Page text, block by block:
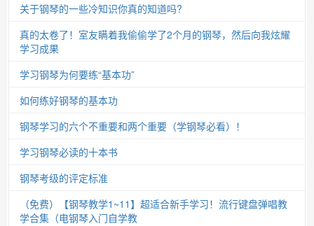
关于钢琴的一些冷知识你真的知道吗?
真的太卷了！室友瞒着我偷偷学了2个月的钢琴，然后向我炫耀
学习成果
学习钢琴为何要练“基本功”
如何练好钢琴的基本功
钢琴学习的六个不重要和两个重要（学钢琴必看）！
学习钢琴必读的十本书
钢琴考级的评定标准
（免费）【钢琴教学1~11】超适合新手学习！流行键盘弹唱教
学合集（电钢琴入门自学教